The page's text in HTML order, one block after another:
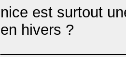
nice est surtout
en hivers ?